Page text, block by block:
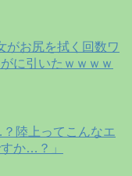
がお尻を拭く回数ワ
に引いたｗｗｗｗ
陸上ってこんなエ
か…？」